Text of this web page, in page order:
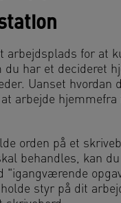
arbejdsplads for at
har et decideret
Uanset
arbejde hjemmefra
orden på et
behandles, kan
"igangværende
styr på dit